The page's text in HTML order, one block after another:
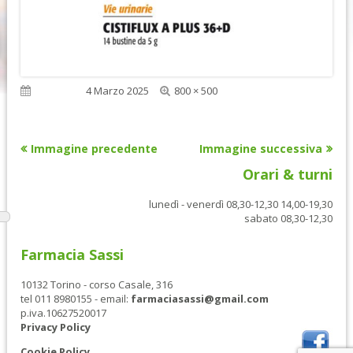
Pubblicato4 Marzo 2025
Dimensione
800 × 500
Immagine precedente Immagine successiva
Orari & turni
lunedì - venerdì 08,30-12,30 14,00-19,30
sabato 08,30-12,30
Farmacia Sassi
10132 Torino - corso Casale, 316
tel 011 8980155 - email: farmaciasassi@gmail.com
p.iva.10627520017
Privacy Policy